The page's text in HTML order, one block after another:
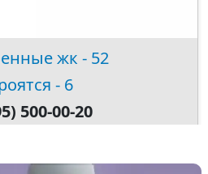
жк - 52
- 6
500-00-20